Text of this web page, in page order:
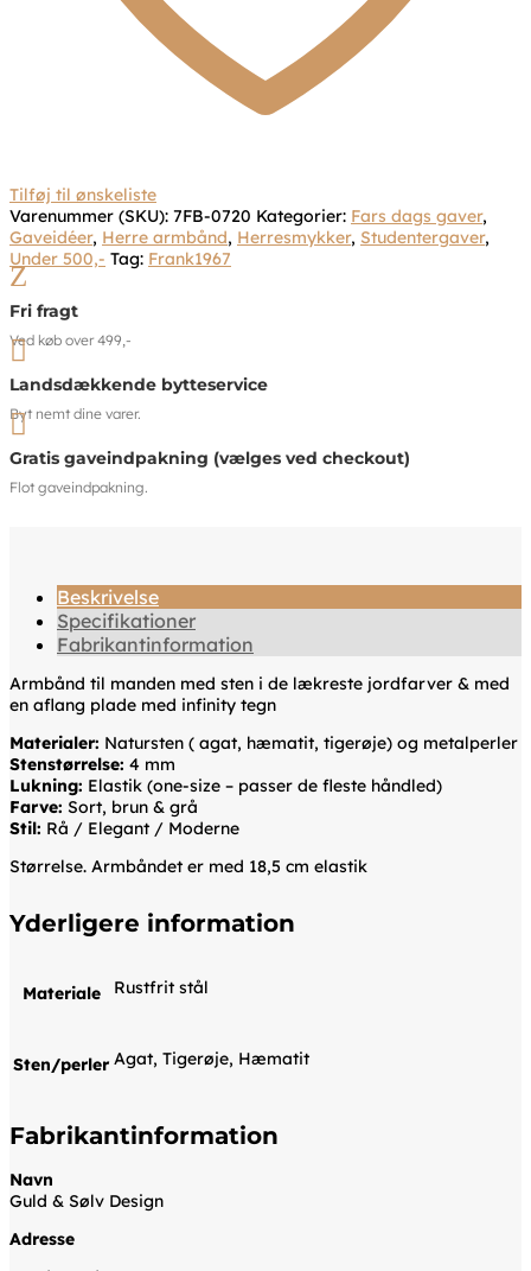
Tilføj til ønskeliste
Varenummer (SKU): 7FB-0720 Kategorier: Fars dags gaver,
Gaveidéer, Herre armbånd, Herresmykker, Studentergaver,
Under 500,- Tag: Frank1967
Z
Fri fragt
Ved køb over 499,-

Landsdækkende bytteservice
Byt nemt dine varer.

Gratis gaveindpakning (vælges ved checkout)
Flot gaveindpakning.
Beskrivelse
Specifikationer
Fabrikantinformation
Armbånd til manden med sten i de lækreste jordfarver & med
en aflang plade med infinity tegn
Materialer: Natursten ( agat, hæmatit, tigerøje) og metalperler
Stenstørrelse: 4 mm
Lukning: Elastik (one-size – passer de fleste håndled)
Farve: Sort, brun & grå
Stil: Rå / Elegant / Moderne
Størrelse. Armbåndet er med 18,5 cm elastik
Yderligere information
Materiale Rustfrit stål
Sten/perler Agat, Tigerøje, Hæmatit
Fabrikantinformation
Navn
Guld & Sølv Design
Adresse